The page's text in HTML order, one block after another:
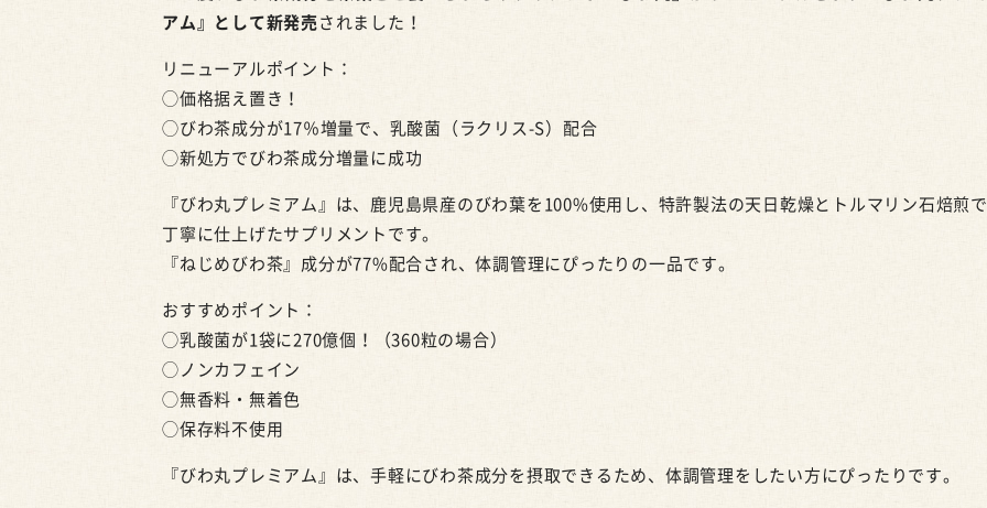
アム』として新発売されました！
リニューアルポイント：
◯価格据え置き！
◯びわ茶成分が17％増量で、乳酸菌（ラクリス-S）配合
◯新処方でびわ茶成分増量に成功
『びわ丸プレミアム』は、鹿児島県産のびわ葉を100%使用し、特許製法の天日乾燥とトルマリン石焙煎で
丁寧に仕上げたサプリメントです。
『ねじめびわ茶』成分が77%配合され、体調管理にぴったりの一品です。
おすすめポイント：
◯乳酸菌が1袋に270億個！（360粒の場合）
◯ノンカフェイン
◯無香料・無着色
◯保存料不使用
『びわ丸プレミアム』は、手軽にびわ茶成分を摂取できるため、体調管理をしたい方にぴったりです。